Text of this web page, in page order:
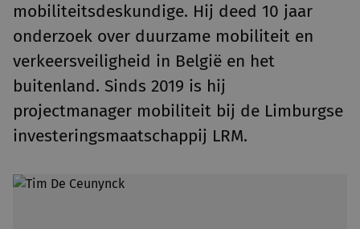
mobiliteitsdeskundige. Hij deed 10 jaar
onderzoek over duurzame mobiliteit en
verkeersveiligheid in België en het
buitenland. Sinds 2019 is hij
projectmanager mobiliteit bij de Limburgse
investeringsmaatschappij LRM.